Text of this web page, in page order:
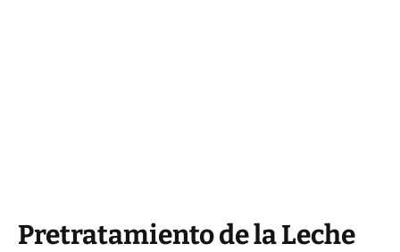
Pretratamiento de la Leche